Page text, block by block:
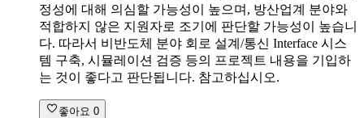
정성에 대해 의심할 가능성이 높으며, 방산업계 분야와
적합하지 않은 지원자로 조기에 판단할 가능성이 높습니
다. 따라서 비반도체 분야 회로 설계/통신 Interface 시스
템 구축, 시뮬레이션 검증 등의 프로젝트 내용을 기입하
는 것이 좋다고 판단됩니다. 참고하십시오.
좋아요 0